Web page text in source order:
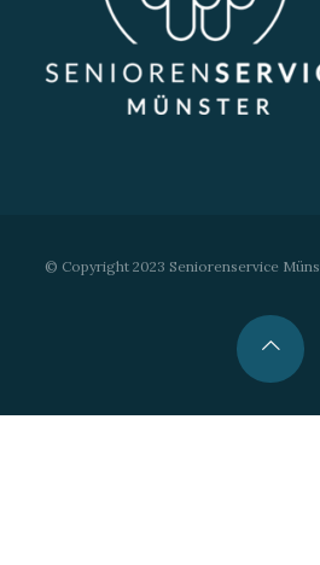
© Copyright 2023 Seniorenservice